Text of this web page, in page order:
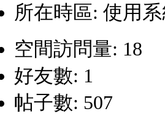
所在時區: 使用
空間訪問量: 18
好友數: 1
帖子數: 507